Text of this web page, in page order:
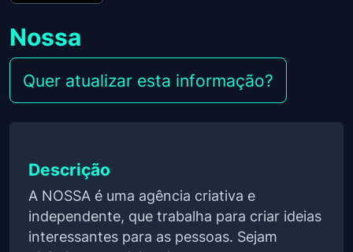
Nossa
Quer atualizar esta informação?
Descrição
A NOSSA é uma agência criativa e
independente, que trabalha para criar ideias
interessantes para as pessoas. Sejam